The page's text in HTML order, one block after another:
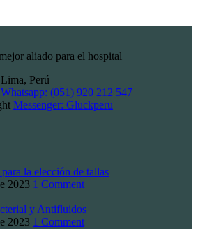
aliado para el hospital
Lima, Perú
Whatsapp: (051) 920 212 547
Messenger: Gluckperu
la elección de tallas
2023 1 Comment
y Antifluidos
2023 1 Comment